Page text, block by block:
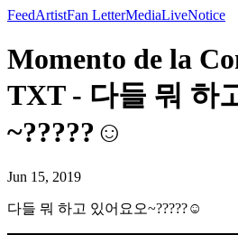
FeedArtistFan LetterMediaLiveNotice
Momento de la
TXT - 다들 뭐 하
~?????☺️
Jun 15, 2019
다들 뭐 하고 있어요오~?????☺️